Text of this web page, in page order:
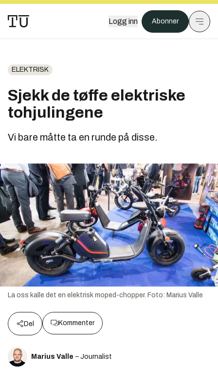
Logg inn Abonner
ELEKTRISK
Sjekk de tøffe elektriske
tohjulingene
Vi bare måtte ta en runde på disse.
La oss kalle det en elektrisk moped-chopper. Foto: Marius Valle
Del Kommenter
Marius Valle – Journalist